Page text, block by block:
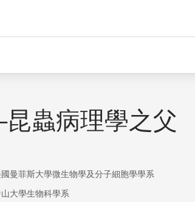
昆蟲病理學之父
國曼菲斯大學微生物學及分子細胞學學系
大學生物科學系